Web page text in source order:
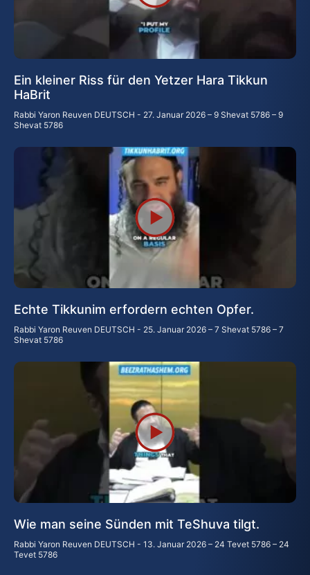
Ein kleiner Riss für den Yetzer Hara Tikkun
HaBrit
Rabbi Yaron Reuven DEUTSCH
27. Januar 2026 – 9 Shevat 5786 – 9
Shevat 5786
Echte Tikkunim erfordern echten Opfer.
Rabbi Yaron Reuven DEUTSCH
25. Januar 2026 – 7 Shevat 5786 – 7
Shevat 5786
Wie man seine Sünden mit TeShuva tilgt.
Rabbi Yaron Reuven DEUTSCH
13. Januar 2026 – 24 Tevet 5786 – 24
Tevet 5786